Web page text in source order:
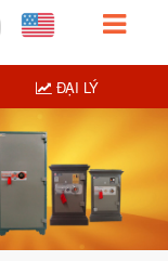
ĐẠI LÝ